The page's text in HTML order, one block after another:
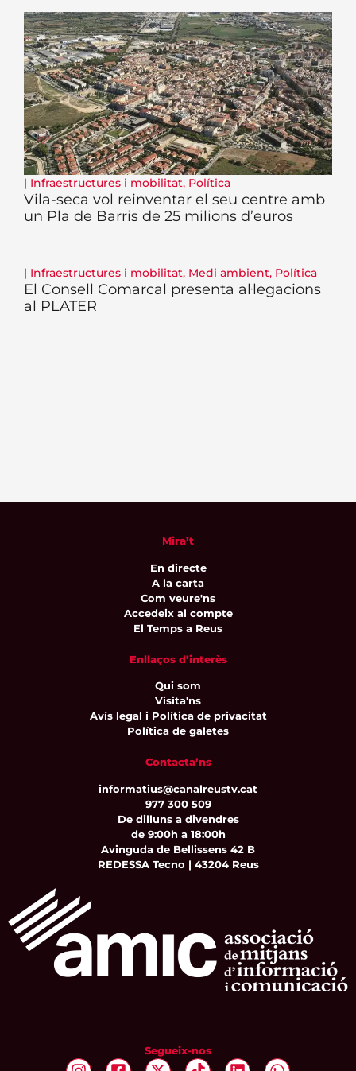
| Infraestructures i mobilitat, Política
Vila-seca vol reinventar el seu centre amb
un Pla de Barris de 25 milions d’euros
| Infraestructures i mobilitat, Medi ambient, Política
El Consell Comarcal presenta al·legacions
al PLATER
Mira’t
En directe
A la carta
Com veure'ns
Accedeix al compte
El Temps a Reus
Enllaços d’interès
Qui som
Visita'ns
Avís legal i Política de privacitat
Política de galetes
Contacta’ns
informatius@canalreustv.cat
977 300 509
De dilluns a divendres
de 9:00h a 18:00h
Avinguda de Bellissens 42 B
REDESSA Tecno | 43204 Reus
Segueix-nos